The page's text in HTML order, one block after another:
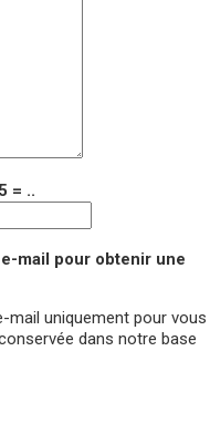
= ..
mail pour obtenir une
mail uniquement pour vous
dans notre base